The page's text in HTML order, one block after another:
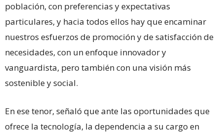
población, con preferencias y expectativas
particulares, y hacia todos ellos hay que encaminar
nuestros esfuerzos de promoción y de satisfacción de
necesidades, con un enfoque innovador y
vanguardista, pero también con una visión más
sostenible y social.
En ese tenor, señaló que ante las oportunidades que
ofrece la tecnología, la dependencia a su cargo en